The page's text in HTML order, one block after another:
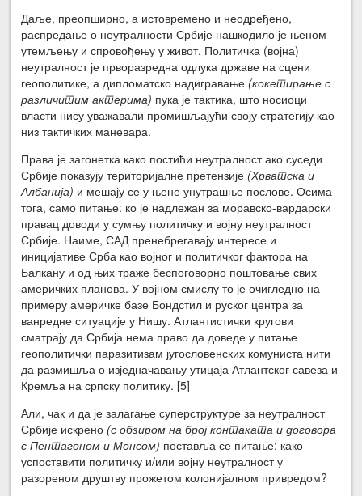
Даље, преопширно, а истовремено и неодређено,
распредање о неутралности Србије нашкодило је њеном
утемљењу и спровођењу у живот. Политичка (војна)
неутралност је прворазредна одлука државе на сцени
геополитике, а дипломатско надигравање (кокетирање с
различитим актерима) пука је тактика, што носиоци
власти нису уважавали промишљајући своју стратегију као
низ тактичких маневара.
Права је загонетка како постићи неутралност ако суседи
Србије показују територијалне претензије (Хрватска и
Албанија) и мешају се у њене унутрашње послове. Осима
тога, само питање: ко је надлежан за моравско-вардарски
правац доводи у сумњу политичку и војну неутралност
Србије. Наиме, САД пренебрегавају интересе и
иницијативе Срба као војног и политичког фактора на
Балкану и од њих траже беспоговорно поштовање свих
америчких планова. У војном смислу то је очигледно на
примеру америчке базе Бондстил и руског центра за
ванредне ситуације у Нишу. Атлантистички кругови
сматрају да Србија нема право да доведе у питање
геополитички паразитизам југословенских комуниста нити
да размишља о изједначавању утицаја Атлантског савеза и
Кремља на српску политику. [5]
Али, чак и да је залагање суперструктуре за неутралност
Србије искрено (с обзиром на број контаката и договора
с Пентагоном и Монсом) поставља се питање: како
успоставити политичку и/или војну неутралност у
разореном друштву прожетом колонијалном привредом?